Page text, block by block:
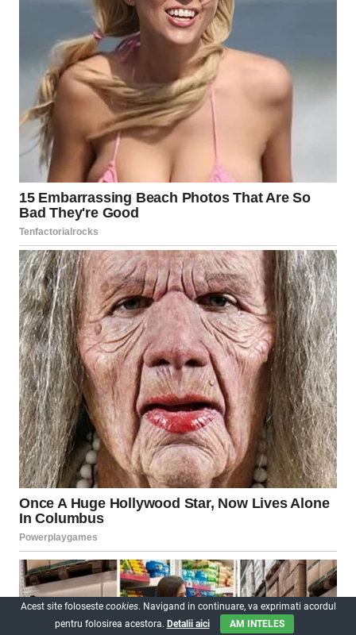
Acest site foloseste cookies. Navigand in continuare, va exprimati acordul
pentru folosirea acestora. Detalii aici AM INTELES